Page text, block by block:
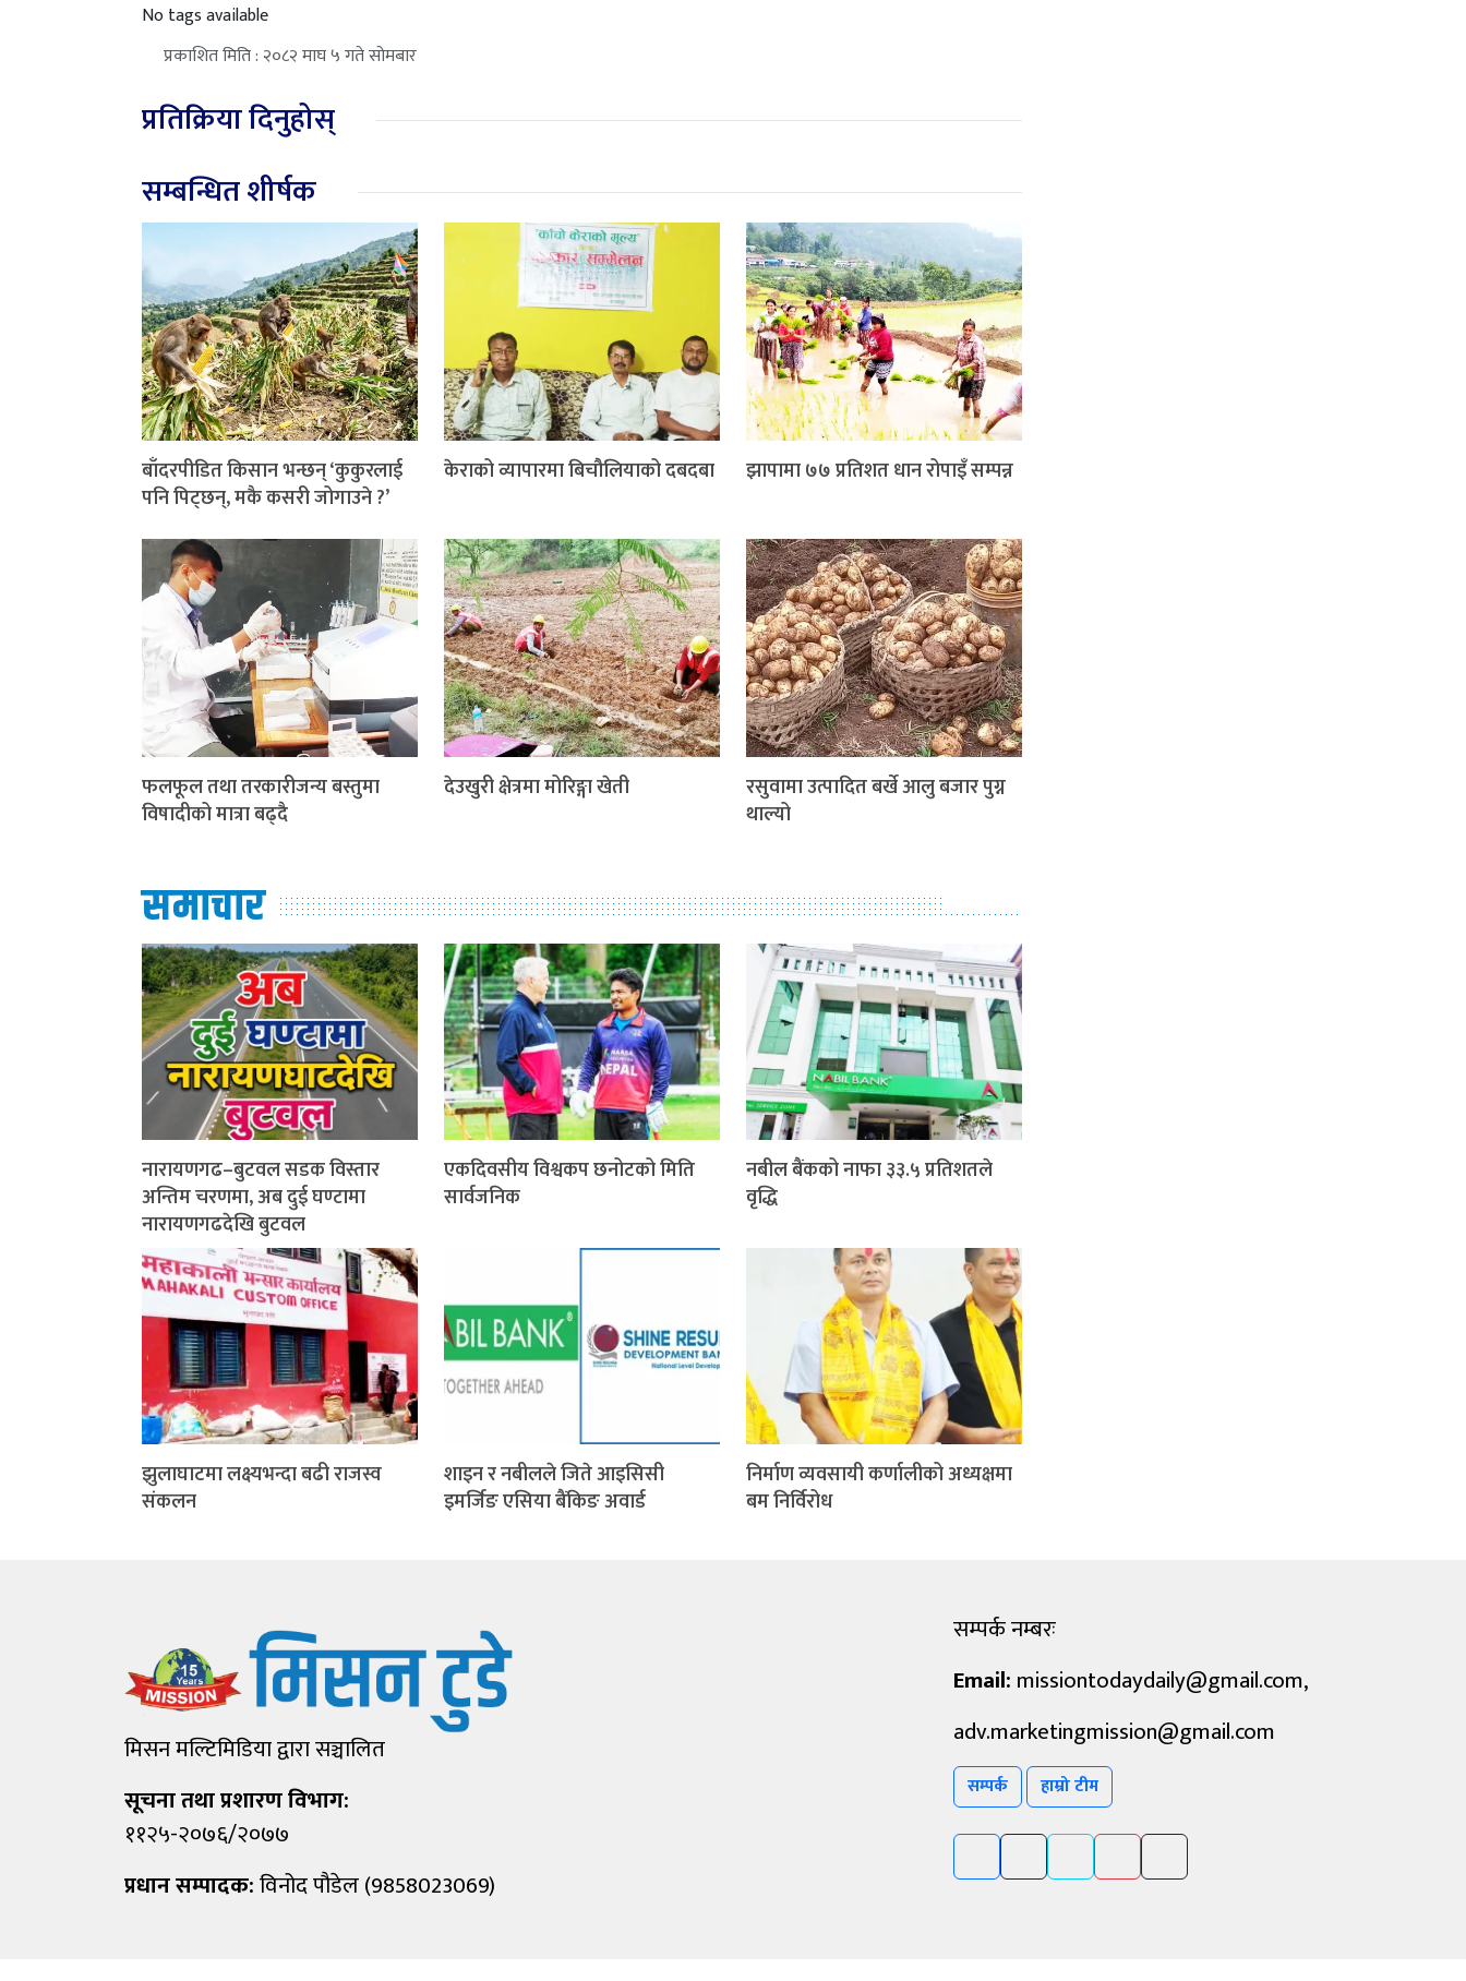
No tags available
प्रकाशित मिति : २०८२ माघ ५ गते सोमबार
प्रतिक्रिया दिनुहोस्
सम्बन्धित शीर्षक
बाँदरपीडित किसान भन्छन् ‘कुकुरलाई
पनि पिट्छन्, मकै कसरी जोगाउने ?’
केराको व्यापारमा बिचौलियाको दबदबा झापामा ७७ प्रतिशत धान रोपाइँ सम्पन्न
फलफूल तथा तरकारीजन्य बस्तुमा
विषादीको मात्रा बढ्दै
देउखुरी क्षेत्रमा मोरिङ्गा खेती
रसुवामा उत्पादित बर्खे आलु बजार पुग्न
थाल्यो
समाचार
नारायणगढ–बुटवल सडक विस्तार
अन्तिम चरणमा, अब दुई घण्टामा
नारायणगढदेखि बुटवल
एकदिवसीय विश्वकप छनोटको मिति
सार्वजनिक
नबील बैंकको नाफा ३३.५ प्रतिशतले
वृद्धि
झुलाघाटमा लक्ष्यभन्दा बढी राजस्व
संकलन
शाइन र नबीलले जिते आइसिसी
इमर्जिङ एसिया बैंकिङ अवार्ड
निर्माण व्यवसायी कर्णालीको अध्यक्षमा
बम निर्विरोध
मिसन मल्टिमिडिया द्वारा सञ्चालित
सूचना तथा प्रशारण विभाग:
११२५-२०७६/२०७७
प्रधान सम्पादक:विनोद पौडेल (9858023069)
सम्पर्क नम्बरः
Email: missiontodaydaily@gmail.com,
adv.marketingmission@gmail.com
सम्पर्क हाम्रो टीम